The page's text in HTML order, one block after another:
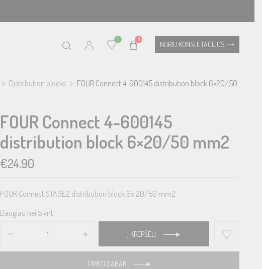
1 0
NORIU KONSULTACIJOS
Distribution blocks
FOUR Connect 4-600145 distribution block 6×20/50
FOUR Connect 4-600145
distribution block 6×20/50 mm2
€24.90
FOUR Connect STAGE2 distribution block 6x 20/50 mm2
Daugiau nei 5 vnt.
Į KREPŠELĮ
PIRKTI DABAR